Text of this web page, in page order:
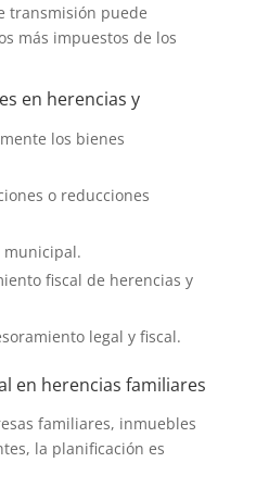
transmisión puede
más impuestos de los
en herencias y
los bienes
o reducciones
municipal.
fiscal de herencias y
legal y fiscal.
en herencias familiares
familiares, inmuebles
la planificación es